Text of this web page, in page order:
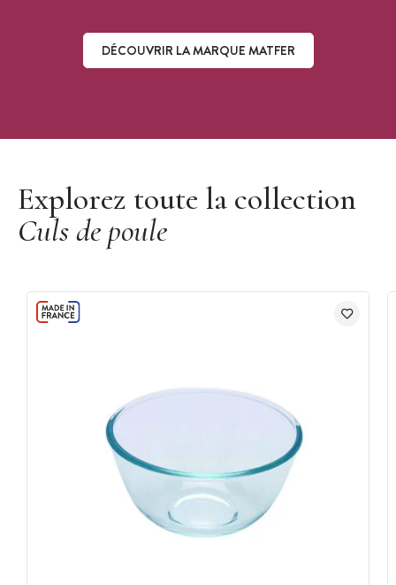
DÉCOUVRIR LA MARQUE MATFER
Explorez toute la collection
Culs de poule